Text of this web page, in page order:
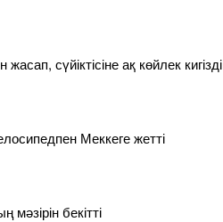
сүйіктісіне ақ көйлек кигізді
Меккеге жетті
бекітті